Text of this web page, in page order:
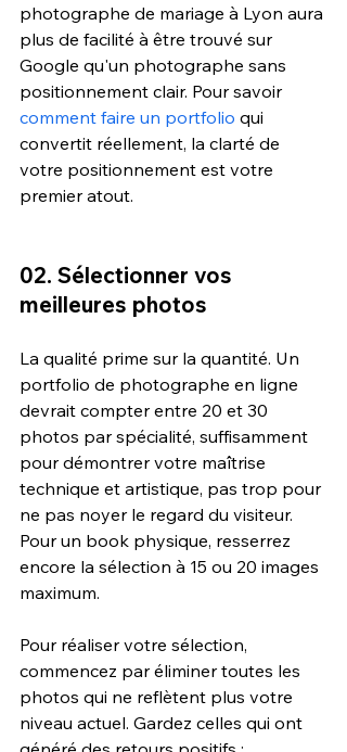
photographe de mariage à Lyon aura
plus de facilité à être trouvé sur
Google qu'un photographe sans
positionnement clair. Pour savoir
comment faire un portfolio qui
convertit réellement, la clarté de
votre positionnement est votre
premier atout.
02. Sélectionner vos
meilleures photos
La qualité prime sur la quantité. Un
portfolio de photographe en ligne
devrait compter entre 20 et 30
photos par spécialité, suffisamment
pour démontrer votre maîtrise
technique et artistique, pas trop pour
ne pas noyer le regard du visiteur.
Pour un book physique, resserrez
encore la sélection à 15 ou 20 images
maximum.
Pour réaliser votre sélection,
commencez par éliminer toutes les
photos qui ne reflètent plus votre
niveau actuel. Gardez celles qui ont